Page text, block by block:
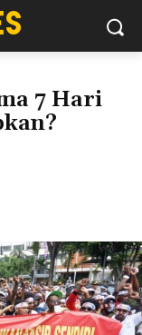
7 Hari